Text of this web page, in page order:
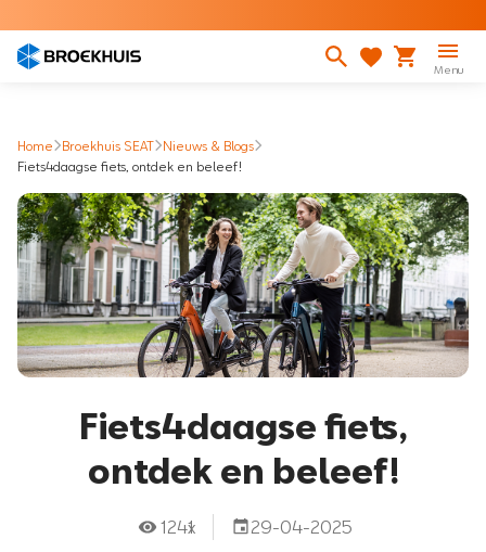
naar
gaan
Menu
Home Broekhuis SEAT
Nieuws & Blogs
Fiets4daagse fiets, ontdek en beleef!
Fiets4daagse fiets,
ontdek en beleef!
1241
x 29-04-2025